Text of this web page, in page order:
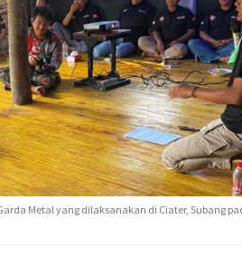
Metal yang dilaksanakan di Ciater, Subang